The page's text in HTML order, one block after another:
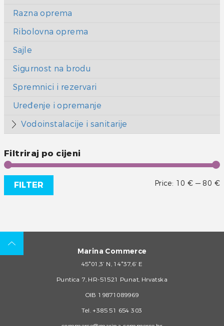
Razna oprema
Ribolovna oprema
Sajle
Sigurnost na brodu
Spremnici i rezervari
Uređenje i opremanje
Vodoinstalacije i sanitarije
Filtriraj po cijeni
FILTER Price: 10 € — 80 €
Marina Commerce
45°01,3’ N, 14°37,6’ E
Puntica 7, HR-51521 Punat, Hrvatska
OIB 19871089969
Tel. +385 51 654 303